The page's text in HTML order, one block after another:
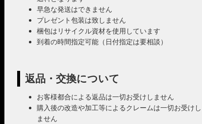
早急な発送はできません
プレゼント包装は致しません
梱包はリサイクル資材を使用しています
到着の時間指定可能（日付指定は要相談）
返品・交換について
お客様都合による返品は一切お受けしません
購入後の改造や加工等によるクレームは一切お受けし
ません